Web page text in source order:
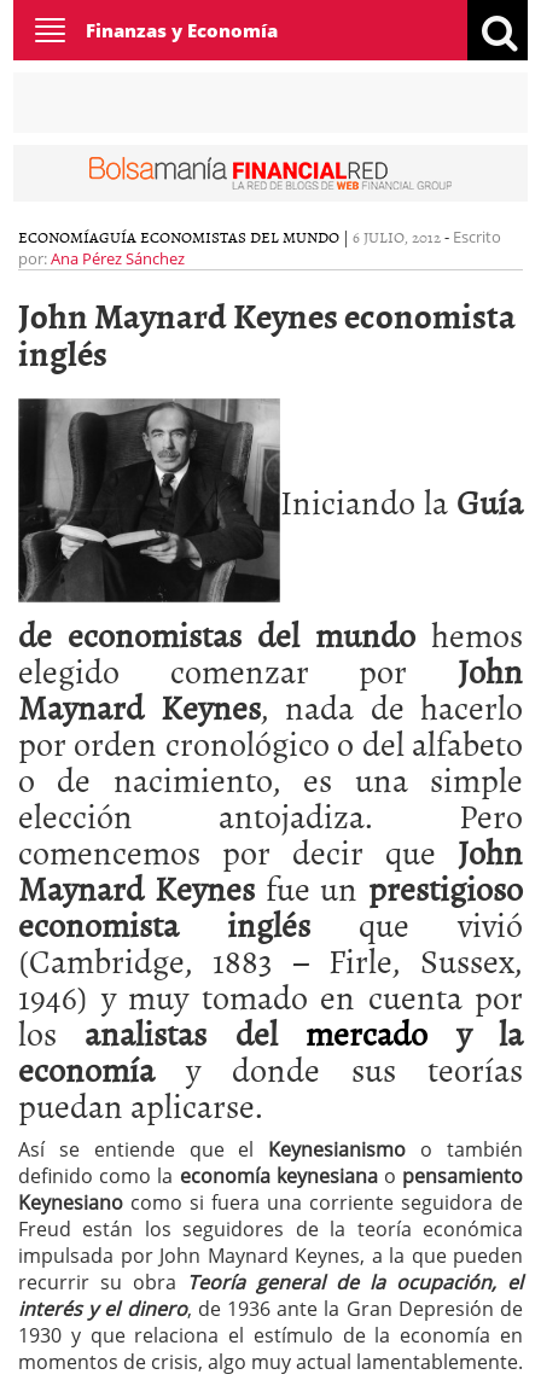
Toggle
navigation
Finanzas y Economía
ECONOMÍAGUÍA ECONOMISTAS DEL MUNDO | 6 JULIO, 2012- Escrito
por:Ana Pérez Sánchez
John Maynard Keynes economista
inglés
Iniciando laGuía
de economistas del mundo hemos
elegido comenzar por John
Maynard Keynes, nada de hacerlo
por orden cronológico o del alfabeto
o de nacimiento, es una simple
elección antojadiza. Pero
comencemos por decir que John
Maynard Keynesfue un prestigioso
economista inglés que vivió
(Cambridge, 1883 – Firle, Sussex,
1946) y muy tomado en cuenta por
losanalistas del mercado y la
economíay donde sus teorías
puedan aplicarse.
Así se entiende que el Keynesianismo o también
definido como la economía keynesianao pensamiento
Keynesiano como si fuera una corriente seguidora de
Freud están los seguidores de la teoría económica
impulsada por John Maynard Keynes, a la que pueden
recurrir su obra Teoría general de la ocupación, el
interés y el dinero, de 1936 ante la Gran Depresión de
1930 y que relaciona el estímulo de la economía en
momentos de crisis, algo muy actual lamentablemente.